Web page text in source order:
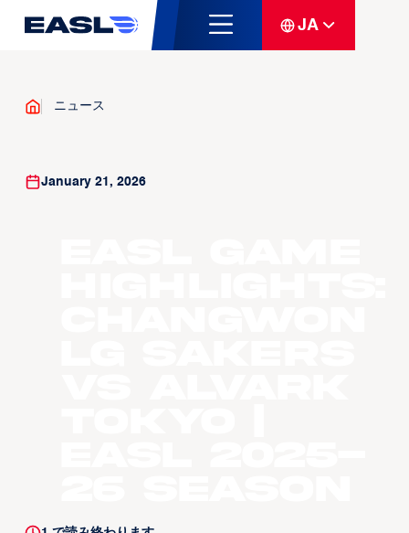
JA
ニュース
January 21, 2026